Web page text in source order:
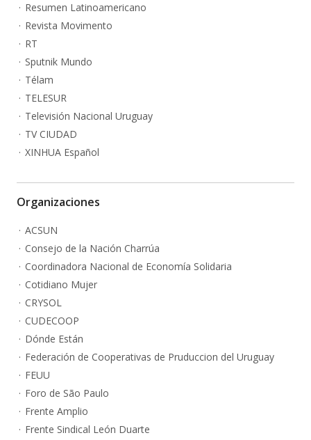
Resumen Latinoamericano
Revista Movimento
RT
Sputnik Mundo
Télam
TELESUR
Televisión Nacional Uruguay
TV CIUDAD
XINHUA Español
Organizaciones
ACSUN
Consejo de la Nación Charrúa
Coordinadora Nacional de Economía Solidaria
Cotidiano Mujer
CRYSOL
CUDECOOP
Dónde Están
Federación de Cooperativas de Pruduccion del Uruguay
FEUU
Foro de São Paulo
Frente Amplio
Frente Sindical León Duarte